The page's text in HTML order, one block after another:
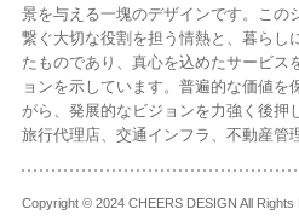
景を与える一塊のデザインです。この
繋ぐ大切な役割を担う情熱と、暮らし
たものであり、真心を込めたサービス
ョンを示しています。普遍的な価値を
がら、発展的なビジョンを力強く後押
旅行代理店、交通インフラ、不動産管
Copyright © 2024 CHEERS DESIGN All Rights